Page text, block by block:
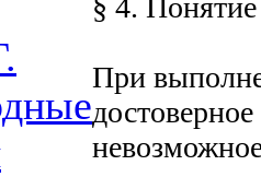
§ 4.
При